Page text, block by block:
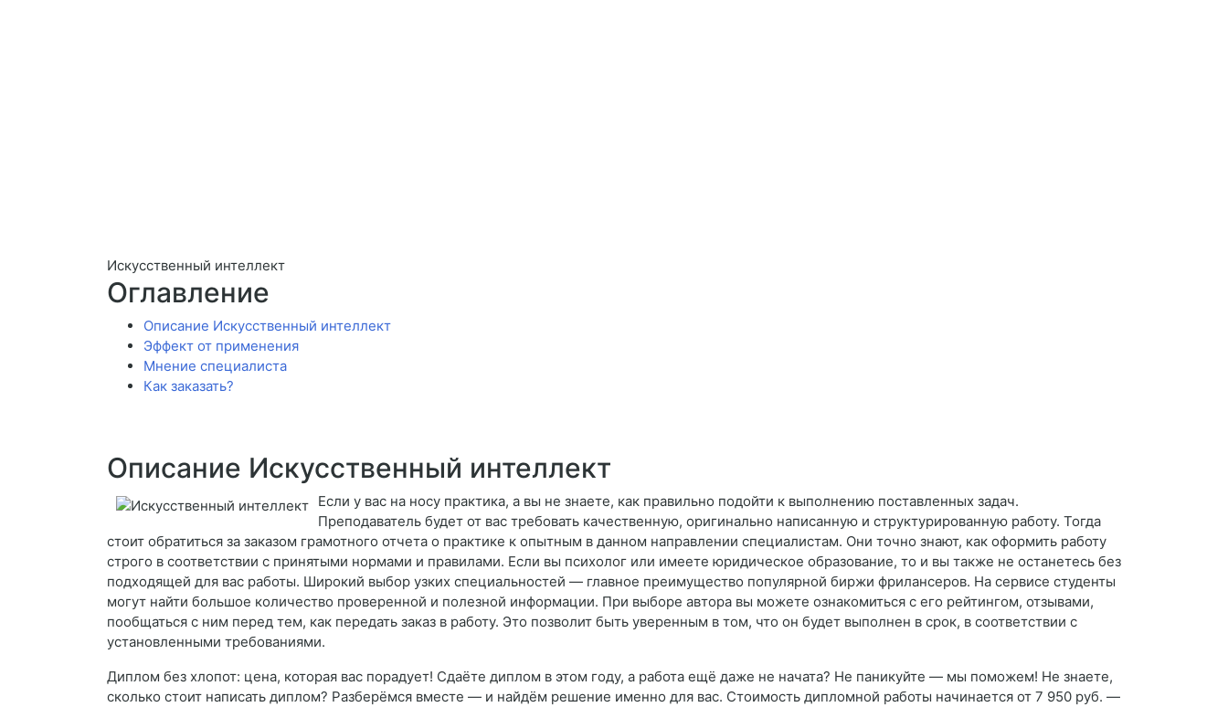
Искусственный интеллект
Оглавление
Описание Искусственный интеллект
Эффект от применения
Мнение специалиста
Как заказать?
Описание Искусственный интеллект
Если у вас на носу практика, а вы не знаете, как правильно подойти к выполнению поставленных задач.
Преподаватель будет от вас требовать качественную, оригинально написанную и структурированную работу. Тогда
стоит обратиться за заказом грамотного отчета о практике к опытным в данном направлении специалистам. Они точно знают, как оформить работу
строго в соответствии с принятыми нормами и правилами. Если вы психолог или имеете юридическое образование, то и вы также не останетесь без
подходящей для вас работы. Широкий выбор узких специальностей — главное преимущество популярной биржи фрилансеров. На сервисе студенты
могут найти большое количество проверенной и полезной информации. При выборе автора вы можете ознакомиться с его рейтингом, отзывами,
пообщаться с ним перед тем, как передать заказ в работу. Это позволит быть уверенным в том, что он будет выполнен в срок, в соответствии с
установленными требованиями.
Диплом без хлопот: цена, которая вас порадует! Сдаёте диплом в этом году, а работа ещё даже не начата? Не паникуйте — мы поможем! Не знаете,
сколько стоит написать диплом? Разберёмся вместе — и найдём решение именно для вас. Стоимость дипломной работы начинается от 7 950 руб. —